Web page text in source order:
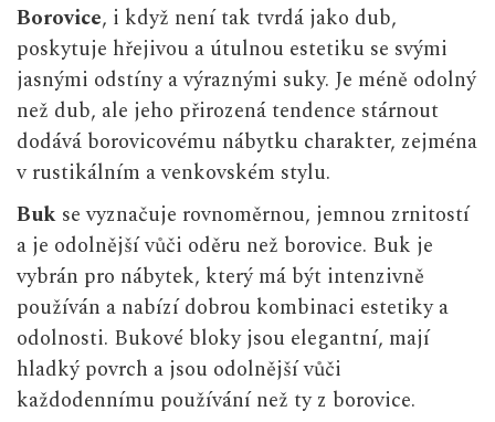
Borovice, i když není tak tvrdá jako dub,
poskytuje hřejivou a útulnou estetiku se svými
jasnými odstíny a výraznými suky. Je méně odolný
než dub, ale jeho přirozená tendence stárnout
dodává borovicovému nábytku charakter, zejména
v rustikálním a venkovském stylu.
Buk se vyznačuje rovnoměrnou, jemnou zrnitostí
a je odolnější vůči oděru než borovice. Buk je
vybrán pro nábytek, který má být intenzivně
používán a nabízí dobrou kombinaci estetiky a
odolnosti. Bukové bloky jsou elegantní, mají
hladký povrch a jsou odolnější vůči
každodennímu používání než ty z borovice.